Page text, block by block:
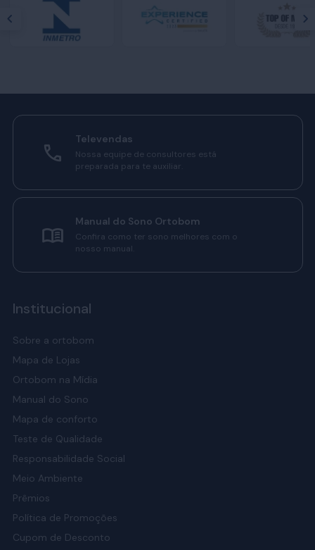
Televendas
Nossa equipe de consultores está
preparada para te auxiliar.
Manual do Sono Ortobom
Confira como ter sono melhores com o
nosso manual.
Institucional
Sobre a ortobom
Mapa de Lojas
Ortobom na Mídia
Manual do Sono
Mapa de conforto
Teste de Qualidade
Responsabilidade Social
Meio Ambiente
Prêmios
Política de Promoções
Cupom de Desconto